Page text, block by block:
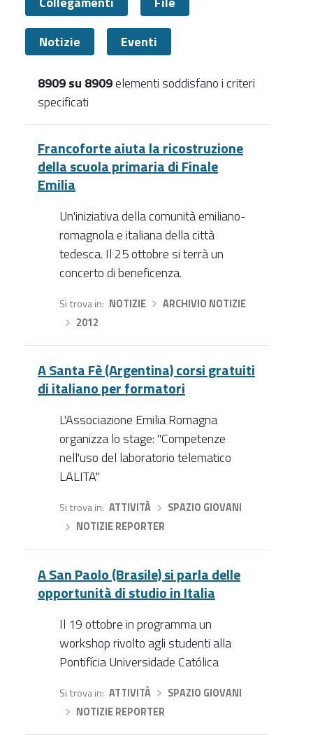
Notizie Eventi
8909 su 8909elementi soddisfano i criteri
specificati
Francoforte aiuta la ricostruzione
della scuola primaria di Finale
Emilia
Un'iniziativa della comunità emiliano-
romagnola e italiana della città
tedesca. Il 25 ottobre si terrà un
concerto di beneficenza.
Si trova in NOTIZIE›
ARCHIVIO NOTIZIE
2012
A Santa Fè (Argentina) corsi gratuiti
di italiano per formatori
L'Associazione Emilia Romagna
organizza lo stage: "Competenze
nell'uso del laboratorio telematico
LALITA"
Si trova in ATTIVITÀ›
SPAZIO GIOVANI
NOTIZIE REPORTER
A San Paolo (Brasile) si parla delle
opportunità di studio in Italia
Il 19 ottobre in programma un
workshop rivolto agli studenti alla
Pontifícia Universidade Católica
Si trova in ATTIVITÀ›
SPAZIO GIOVANI
NOTIZIE REPORTER